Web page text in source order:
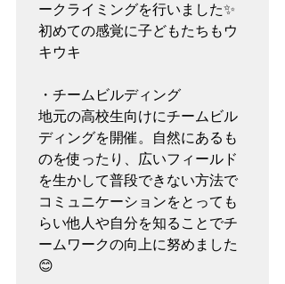
ークライミングを行いました✨
初めての感覚に子どもたちもウ
キウキ
・チームビルディング
地元の高校生向けにチームビル
ディングを開催。自然にあるも
のを使ったり、広いフィールド
を生かして普段できない方法で
コミュニケーションをとっても
らい他人や自分を知ることでチ
ームワークの向上に努めました
😊